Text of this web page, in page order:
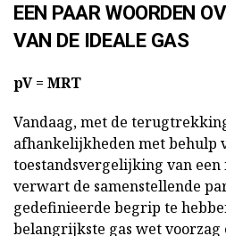
EEN PAAR WOORDEN
VAN DE IDEALE GAS
pV = MRT
Vandaag, met de
afhankelijkheden met behulp
toestandsvergelijking van een
verwart de samenstellende
gedefinieerde begrip te
belangrijkste gas wet